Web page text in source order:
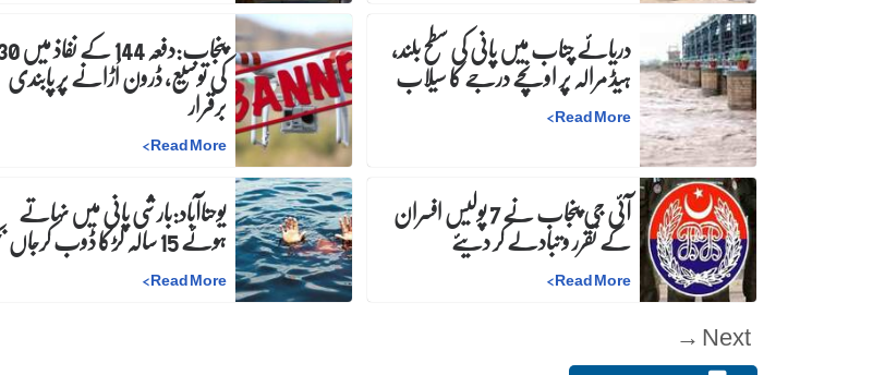
دریائے چناب میں پانی کی سطح بلند،
ہیڈ مرالہ پر اونچے درجے کا سیلاب
Read More
>
کی توسیع، ڈرون اُڑانے پر پابندی
برقرار
Read More
>
آئی جی پنجاب نے 7 پولیس افسرانکے تقرر و تبادلے کر دیئے
Read More
>
یوحناآباد:بارشی پانی میں نہاتے
ہوئے 15 سالہ لڑکا ڈوب کرجاں بحق
Read More
>
Next →